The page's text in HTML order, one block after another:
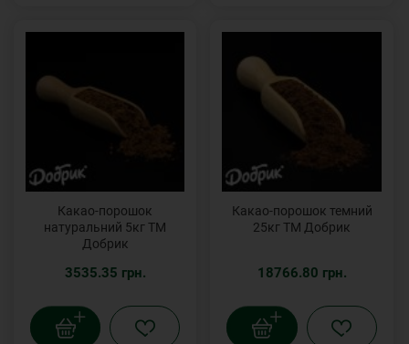
Какао-порошок
натуральний 5кг ТМ
Добрик
3535.35 грн.
Какао-порошок темний
25кг ТМ Добрик
18766.80 грн.